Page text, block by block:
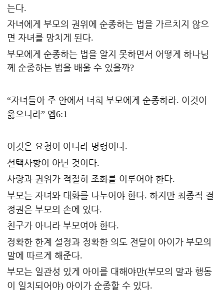
는다.
자녀에게 부모의 권위에 순종하는 법을 가르치지 않으
면 자녀를 망치게 된다.
부모에게 순종하는 법을 알지 못하면서 어떻게 하나님
께 순종하는 법을 배울 수 있을까?
“자녀들아 주 안에서 너희 부모에게 순종하라. 이것이
옳으니라” 엡6:1
이것은 요청이 아니라 명령이다.
선택사항이 아닌 것이다.
사랑과 권위가 적절히 조화를 이루어야 한다.
부모는 자녀와 대화를 나누어야 한다. 하지만 최종적 결
정권은 부모의 손에 있다.
친구가 아니라 부모여야 한다.
정확한 한계 설정과 정확한 의도 전달이 아이가 부모의
말에 따르게 해준다.
부모는 일관성 있게 아이를 대해야만(부모의 말과 행동
이 일치되어야) 아이가 순종할 수 있다.